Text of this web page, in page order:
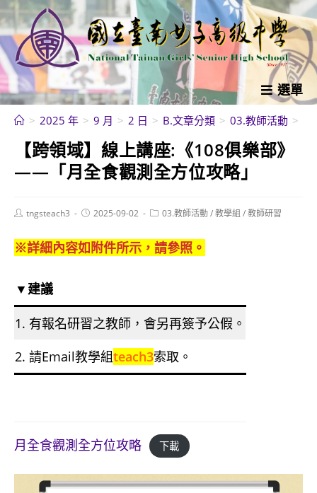
跳
轉
至
主
要
內
選單
> 2025 年 > 9 月 > 2 日 > B.文章分類 > 03.教師活動 >
【跨領域】線上講座:《108俱樂部》
——「月全食觀測全方位攻略」
Posttngsteach3
Post2025-09-02
Post03.教師活動/教學組 /教師研習
※詳細內容如附件所示，請參照。
▼建議
1. 有報名研習之教師，會另再簽予公假。
2. 請Email教學組teach3索取。
月全食觀測全方位攻略 下載